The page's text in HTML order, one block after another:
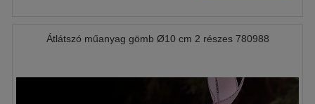
Átlátszó műanyag gömb Ø10 cm 2 részes 780988